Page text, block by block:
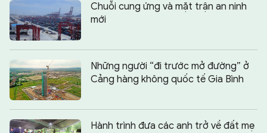
Chuỗi cung ứng và mặt trận an ninh
mới
Những người “đi trước mở đường” ở
Cảng hàng không quốc tế Gia Bình
Hành trình đưa các anh trở về đất mẹ